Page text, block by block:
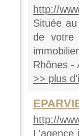
http://
Située
de votre
Rhônes -
>> plus
http://
L'agence